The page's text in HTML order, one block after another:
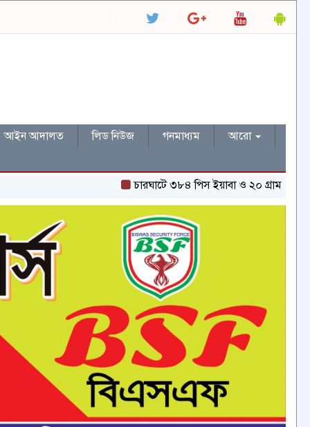
আইন আদালত লিড নিউজ গনমাধ্যম
আরো
চারঘাটে ৩৮৪ পিস ইয়াবা ও ২০ গ্রাম হেরোইনসহ